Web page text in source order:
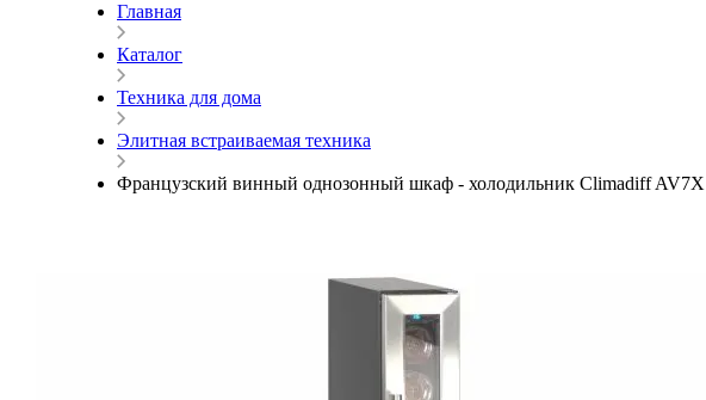
Главная
Каталог
Техника для дома
Элитная встраиваемая техника
Французский винный однозонный шкаф - холодильник Climadiff AV7X